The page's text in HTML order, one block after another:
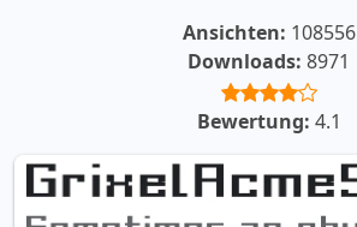
Ansichten: 108556
Downloads: 8971
Bewertung: 4.1